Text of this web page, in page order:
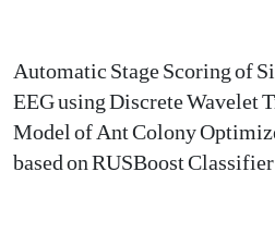
Automatic Stage Scoring of
EEG using Discrete Wavelet
Model of Ant Colony
based on RUSBoost Classifier